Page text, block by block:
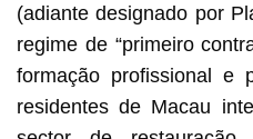
(adiante designado por
regime de “primeiro
formação profissional e
residentes de Macau